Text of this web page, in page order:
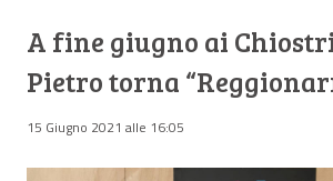
A fine giugno ai
Pietro torna
15 Giugno 2021 alle 16:05